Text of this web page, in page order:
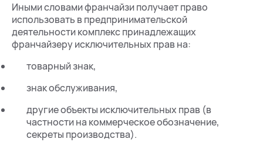
Иными словами франчайзи получает право
использовать в предпринимательской
деятельности комплекс принадлежащих
франчайзеру исключительных прав на:
товарный знак,
знак обслуживания,
другие объекты исключительных прав (в
частности на коммерческое обозначение,
секреты производства).